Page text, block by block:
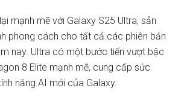
mạnh mẽ với Galaxy S25 Ultra, sản
phong cách cho tất cả các phiên bản
nay. Ultra có một bước tiến vượt bậc
8 Elite mạnh mẽ, cung cấp sức
năng AI mới của Galaxy.